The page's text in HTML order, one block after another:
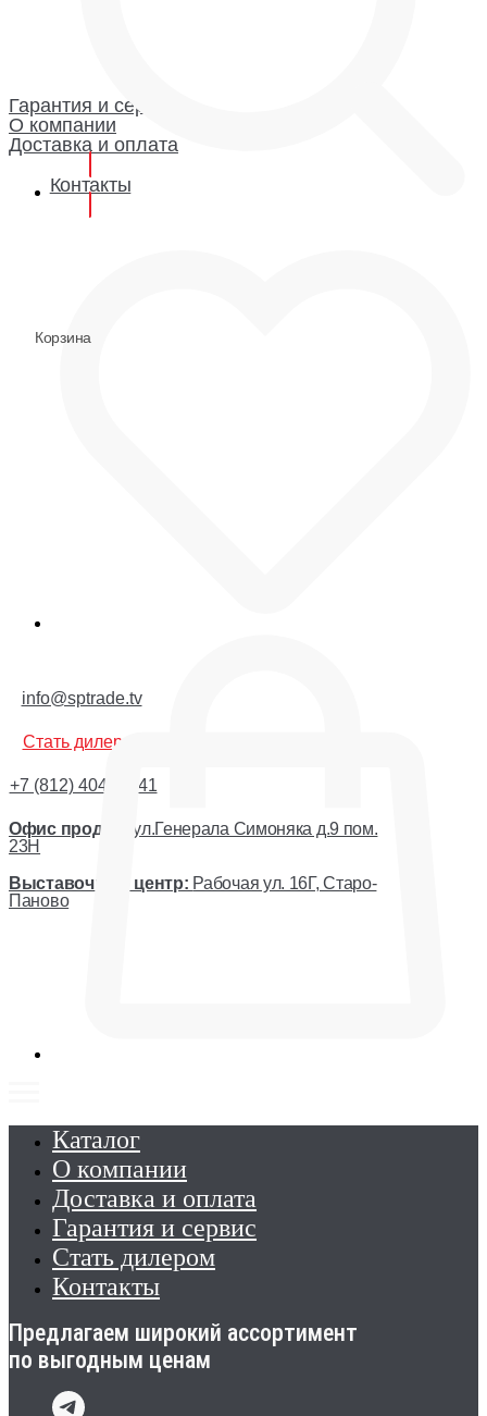
Гарантия и сервис
О компании
Доставка и оплата
Контакты
Корзина
info@sptrade.tv
Стать дилером
+7 (812) 404-44-41
Офис продаж:
ул.Генерала Симоняка д.9 пом.
23Н
Выставочный центр: Рабочая ул. 16Г, Старо-
Паново
Каталог
О компании
Доставка и оплата
Гарантия и сервис
Стать дилером
Контакты
Предлагаем широкий ассортимент
по выгодным ценам